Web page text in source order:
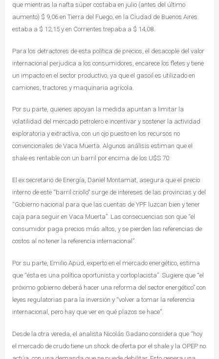
que mientras la nafta súper costaba en julio (antes del último
aumento) $ 9,06 en Tierra del Fuego, en la Ciudad de Buenos Aires
estaba a $ 12,15 y en Corrientes trepaba a $ 14,08.
Para los detractores de esta política de precios, el desacople del valor
internacional perjudica a los consumidores, encarece los fletes y tiene
un impacto en el sector productivo, ya que el gasoil es utilizado en
camiones, tractores y maquinaria agrícola.
Por su parte, quienes apoyan la medida apuntan a limitar la
volatilidad del mercado petrolero e incentivar y sostener la actividad
exploratoria y extractiva, con un ojo puesto en los recursos no
convencionales de Vaca Muerta. Algunos análisis estiman que el
shale es rentable con un barril por encima de los U$S 70.
El ex secretario de Energía, Daniel Montamat, asegura que el precio
interno de este “barril criollo” surge de intereses de las provincias y del
“Gobierno nacional para que las cuentas de YPF luzcan bien y tener
caja para seguir en Vaca Muerta”. Las consecuencias son que “el
consumidor paga precios más altos, y se pierden las referencias de
costos al no tener la referencia internacional”.
Por su parte, Emilio Apud, experto en el mercado energético, estima
que “ésta es una política oportunista y cortoplacista”. Sugiere que “el
próximo gobierno deberá hacer una reforma del sector energético” con
leyes regulatorias para la inversión y “volver a tomar la referencia
internacional, pero hay que ver en qué plazos se hace”.
Desde la otra vereda, el analista Nicolás Gadano considera que “hoy
el mercado de crudo tiene un shock de oferta por el shale y la OPEP no